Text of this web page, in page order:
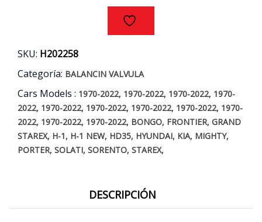
02/19
cantidad
SKU: H202258
Categoría: BALANCIN VALVULA
Cars Models : 1970-2022, 1970-2022, 1970-2022, 1970-
2022, 1970-2022, 1970-2022, 1970-2022, 1970-2022, 1970-
2022, 1970-2022, 1970-2022, BONGO, FRONTIER, GRAND
STAREX, H-1, H-1 NEW, HD35, HYUNDAI, KIA, MIGHTY,
PORTER, SOLATI, SORENTO, STAREX,
DESCRIPCIÓN